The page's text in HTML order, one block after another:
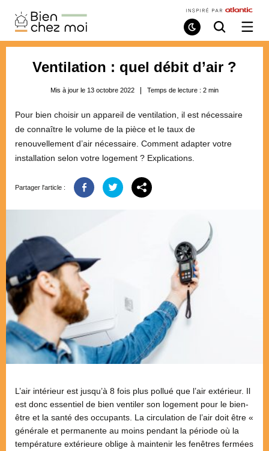
Bien
Chez
Moi
Mode
de
Recherche
/
Ventilation : quel débit d’air ?
Mis à jour le 13 octobre 2022 Temps de lecture : 2 min
Pour bien choisir un appareil de ventilation, il est nécessaire
de connaître le volume de la pièce et le taux de
renouvellement d’air nécessaire. Comment adapter votre
installation selon votre logement ? Explications.
Partager l'article :
L’air intérieur est jusqu’à 8 fois plus pollué que l’air extérieur. Il
est donc essentiel de bien ventiler son logement pour le bien-
être et la santé des occupants. La circulation de l’air doit être «
générale et permanente au moins pendant la période où la
température extérieure oblige à maintenir les fenêtres fermées